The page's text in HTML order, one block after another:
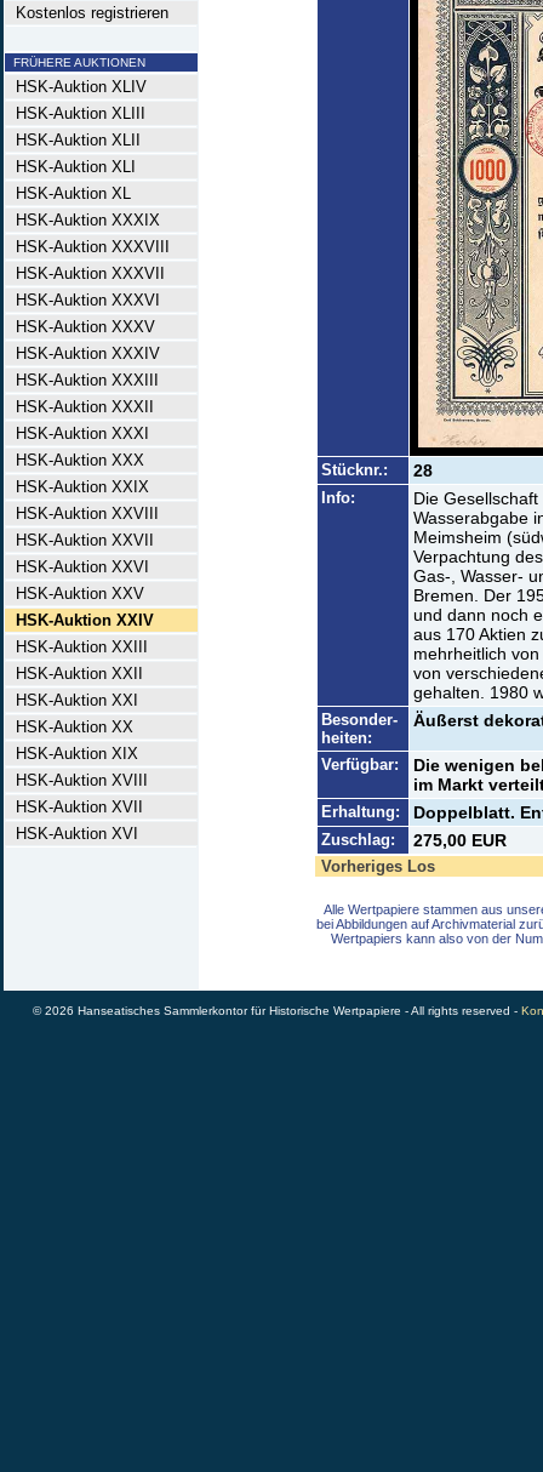
Kostenlos registrieren
FRÜHERE AUKTIONEN
HSK-Auktion XLIV
HSK-Auktion XLIII
HSK-Auktion XLII
HSK-Auktion XLI
HSK-Auktion XL
HSK-Auktion XXXIX
HSK-Auktion XXXVIII
HSK-Auktion XXXVII
HSK-Auktion XXXVI
HSK-Auktion XXXV
HSK-Auktion XXXIV
HSK-Auktion XXXIII
HSK-Auktion XXXII
HSK-Auktion XXXI
HSK-Auktion XXX
HSK-Auktion XXIX
HSK-Auktion XXVIII
HSK-Auktion XXVII
HSK-Auktion XXVI
HSK-Auktion XXV
HSK-Auktion XXIV
HSK-Auktion XXIII
HSK-Auktion XXII
HSK-Auktion XXI
HSK-Auktion XX
HSK-Auktion XIX
HSK-Auktion XVIII
HSK-Auktion XVII
HSK-Auktion XVI
Stücknr.: 28
Info:
Die
Wasserabgabe
Meimsheim
Verpachtung
Gas-, Wasser-
Bremen. Der
und dann noch
aus 170 Aktien
mehrheitlich
von
gehalten. 1980
Besonder-
heiten:
Äußerst
Verfügbar:
Die wenigen
im Markt
Erhaltung: Doppelblatt.
Zuschlag: 275,00 EUR
Vorheriges Los
Alle Wertpapiere stammen aus
bei Abbildungen auf Archivmaterial
Wertpapiers kann also von der
© 2026 Hanseatisches Sammlerkontor für Historische Wertpapiere - All rights reserved -